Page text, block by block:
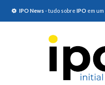
IPO News - tudo sobre IPO em